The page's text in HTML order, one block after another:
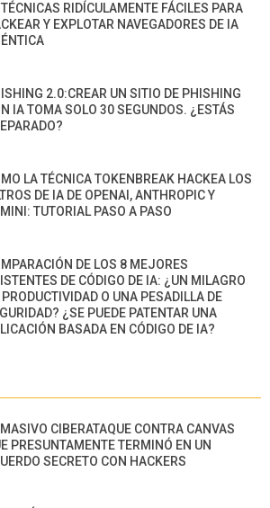
RIDÍCULAMENTE FÁCILES PARA
Y EXPLOTAR NAVEGADORES DE IA
2.0:CREAR UN SITIO DE PHISHING
IA TOMA SOLO 30 SEGUNDOS. ¿ESTÁS
LA TÉCNICA TOKENBREAK HACKEA LOS
DE IA DE OPENAI, ANTHROPIC Y
TUTORIAL PASO A PASO
DE LOS 8 MEJORES
DE CÓDIGO DE IA: ¿UN MILAGRO
PRODUCTIVIDAD O UNA PESADILLA DE
¿SE PUEDE PATENTAR UNA
BASADA EN CÓDIGO DE IA?
MASIVO CIBERATAQUE CONTRA CANVAS
PRESUNTAMENTE TERMINÓ EN UN
SECRETO CON HACKERS